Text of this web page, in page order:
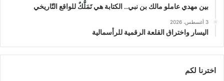
بين مهدي عاملو مالك بن نبي.. الكتابة هي تَمَلُّكٌ للواقع التّاريخي
3 أغسطس، 2026
اليسار واختراق القلعة الرقمية للرأسمالية
اخترنا لكم